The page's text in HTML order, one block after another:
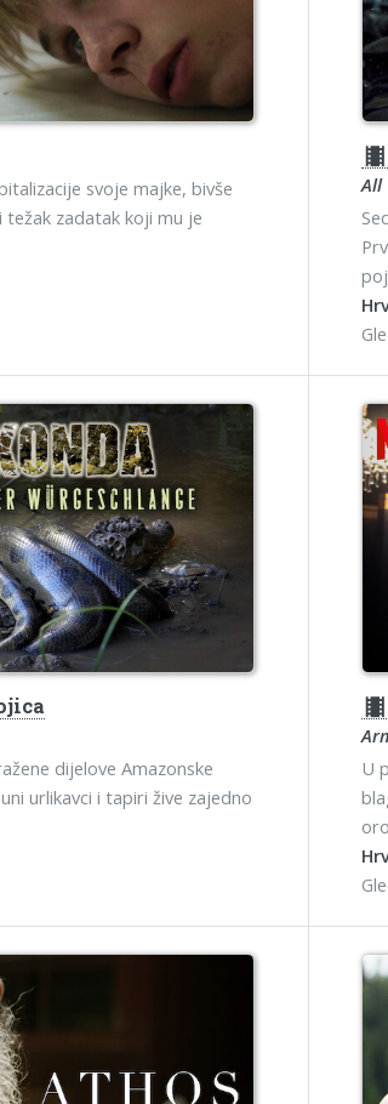
svoje majke, bivše
zadatak koji mu je
theaters
All
dijelove Amazonske
urlikavci i tapiri žive zajedno
theaters
U